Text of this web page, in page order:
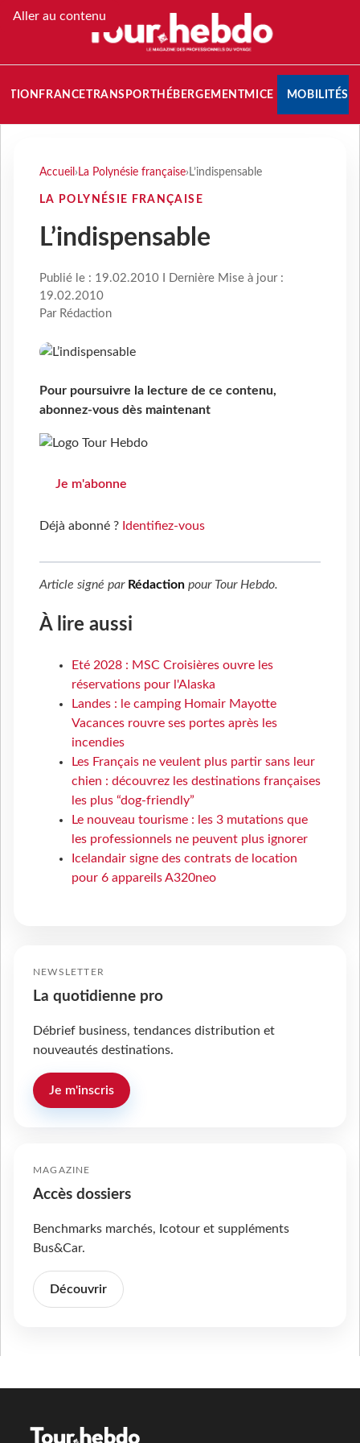
Aller au contenu
FRANCETRANSPORT HÉBERGEMENTMICE MOBILITÉS
Accueil › La Polynésie française› L’indispensable
LA POLYNÉSIE FRANÇAISE
L’indispensable
Publié le : 19.02.2010 I Dernière Mise à jour :
19.02.2010
Par Rédaction
Pour poursuivre la lecture de ce contenu,
abonnez-vous dès maintenant
Je m'abonne
Déjà abonné ? Identifiez-vous
Article signé par Rédaction pour Tour Hebdo.
À lire aussi
Eté 2028 : MSC Croisières ouvre les
réservations pour l'Alaska
Landes : le camping Homair Mayotte
Vacances rouvre ses portes après les
incendies
Les Français ne veulent plus partir sans leur
chien : découvrez les destinations françaises
les plus “dog-friendly”
Le nouveau tourisme : les 3 mutations que
les professionnels ne peuvent plus ignorer
Icelandair signe des contrats de location
pour 6 appareils A320neo
NEWSLETTER
La quotidienne pro
Débrief business, tendances distribution et
nouveautés destinations.
Je m'inscris
MAGAZINE
Accès dossiers
Benchmarks marchés, Icotour et suppléments
Bus&Car.
Découvrir